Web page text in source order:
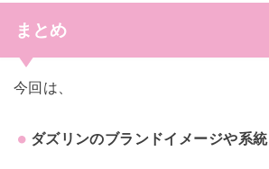
まとめ
今回は、
ダズリンのブランドイメージや系統